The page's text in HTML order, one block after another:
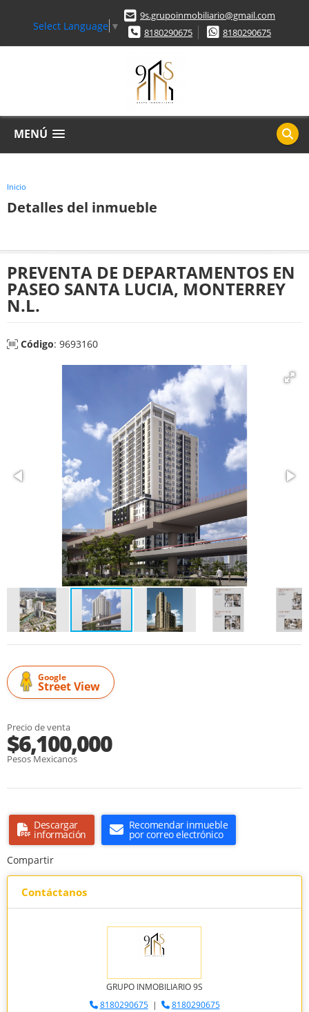
Select Language ▼
9s.grupoinmobiliario@gmail.com
8180290675
8180290675
MENÚ
Inicio
Detalles del inmueble
PREVENTA DE DEPARTAMENTOS EN
PASEO SANTA LUCIA, MONTERREY
N.L.
Código: 9693160
Google
Street View
Precio de venta
$6,100,000
Pesos Mexicanos
Descargar
información
Recomendar inmueble
por correo electrónico
Compartir
Contáctanos
GRUPO INMOBILIARIO 9S
8180290675|
8180290675